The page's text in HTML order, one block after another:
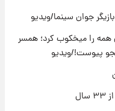
ظاهر شد
جوان سینما/ویدیو
همه را میخکوب کرد؛ همسر
پیوست!/ویدیو